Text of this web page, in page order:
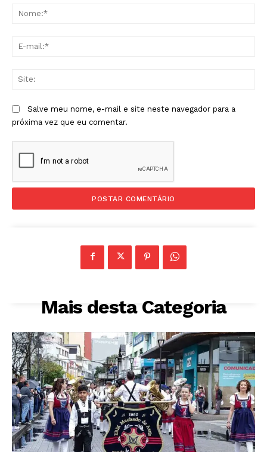
Salve meu nome, e-mail e site neste navegador para a
próxima vez que eu comentar.
Mais desta Categoria